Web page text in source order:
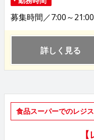
募集時間／7:00～
詳しく見る
食品スーパーでのレジ